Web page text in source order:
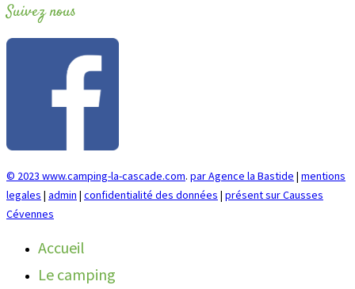
Suivez nous
© 2023 www.camping-la-cascade.com. par Agence la Bastide | mentions
legales | admin | confidentialité des données | présent sur Causses
Cévennes
Accueil
Le camping